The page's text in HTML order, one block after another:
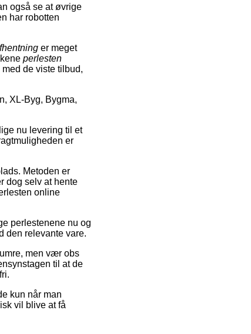
også se at øvrige
har robotten
er meget
perlesten
de viste tilbud,
XL-Byg, Bygma,
nu levering til et
er
Metoden er
dog selv at hente
online
perlestenene nu og
den relevante vare.
men vær obs
til at de
kun når man
vil blive at få